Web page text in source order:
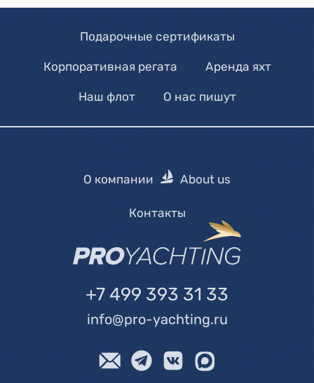
Подарочные сертификаты
Корпоративная регата Аренда яхт
Наш флот О нас пишут
О компании About us
Контакты
+7 499 393 31 33
info@pro-yachting.ru